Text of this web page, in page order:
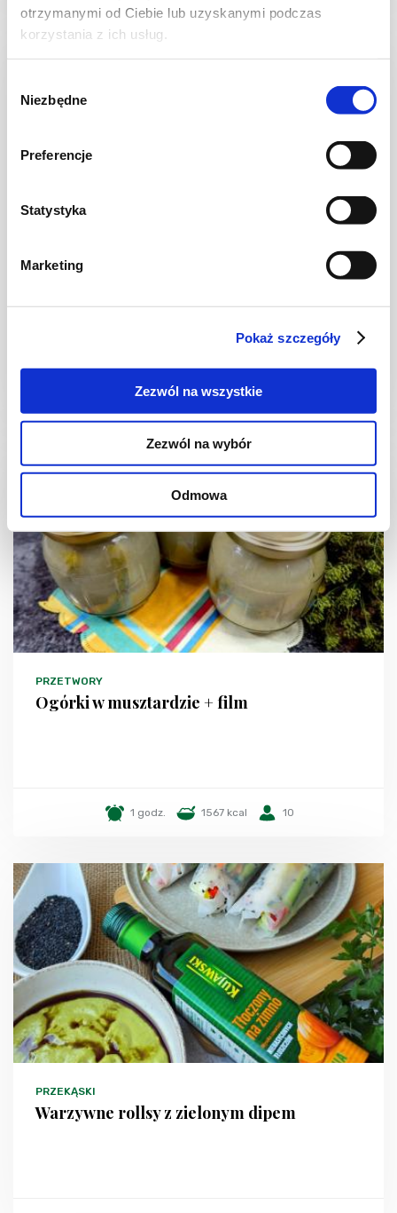
otrzymanymi od Ciebie lub uzyskanymi podczas
korzystania z ich usług.
zgody
Niezbędne
Preferencje
Statystyka
Marketing
Pokaż szczegóły
Zezwól na wszystkie
Zezwól na wybór
Odmowa
DRÓB
karmelizowanymi pomidorkami
2335 kcal
PRZETWORY
Ogórki w musztardzie + film
1 godz. 1567 kcal 10
PRZEKĄSKI
Warzywne rollsy z zielonym dipem